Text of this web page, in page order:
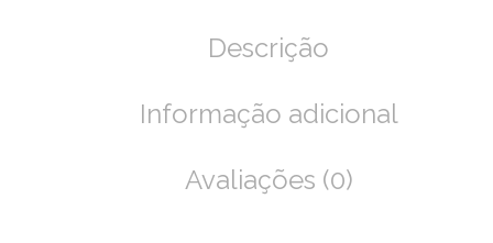
Descrição
Informação adicional
Avaliações (0)